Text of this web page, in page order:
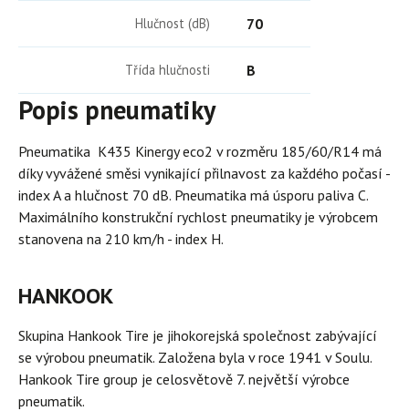
Hlučnost (dB) 70
Třída hlučnosti B
Popis pneumatiky
Pneumatika K435 Kinergy eco2 v rozměru 185/60/R14 má
díky vyvážené směsi vynikající přilnavost za každého počasí -
index A a hlučnost 70 dB. Pneumatika má úsporu paliva C.
Maximálního konstrukční rychlost pneumatiky je výrobcem
stanovena na 210 km/h - index H.
HANKOOK
Skupina Hankook Tire je jihokorejská společnost zabývající
se výrobou pneumatik. Založena byla v roce 1941 v Soulu.
Hankook Tire group je celosvětově 7. největší výrobce
pneumatik.